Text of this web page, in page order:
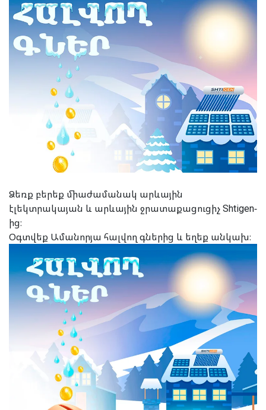
Ձեռք բերեք միաժամանակ արևային
էլեկտրակայան և արևային ջրատաքացուցիչ Shtigen-
ից։
Օգտվեք Ամանորյա հալվող գներից և եղեք անկախ։